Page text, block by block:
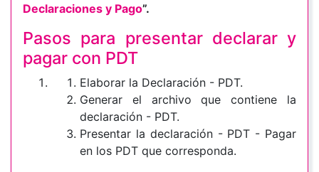
Declaraciones y Pago”.
Pasos para presentar declarar y
pagar con PDT
Elaborar la Declaración - PDT.
Generar el archivo que contiene la
declaración - PDT.
Presentar la declaración - PDT - Pagar
en los PDT que corresponda.